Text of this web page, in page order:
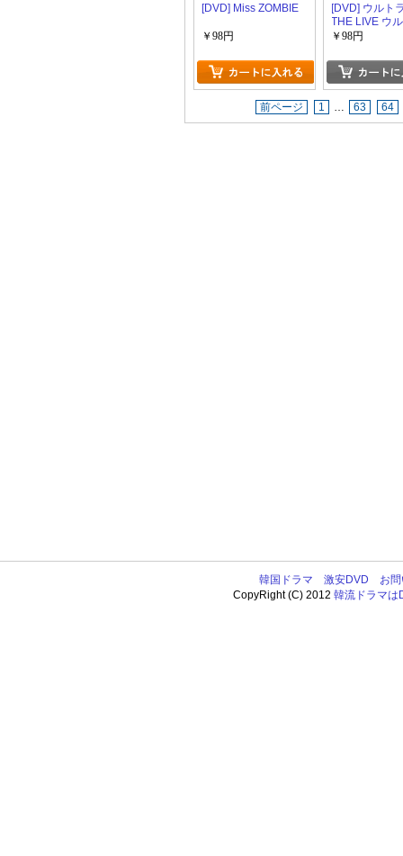
[DVD] Miss ZOMBIE
￥98円
[DVD] ウルト
THE LIVE ウ
ンフェスティ
突破! 突き進
! 」
￥98円
前ページ 1 … 63 64
韓国ドラマ 激安DVD
お
CopyRight (C) 2012韓流ドラマは